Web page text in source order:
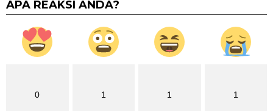
APA REAKSI ANDA?
0 1 1 1